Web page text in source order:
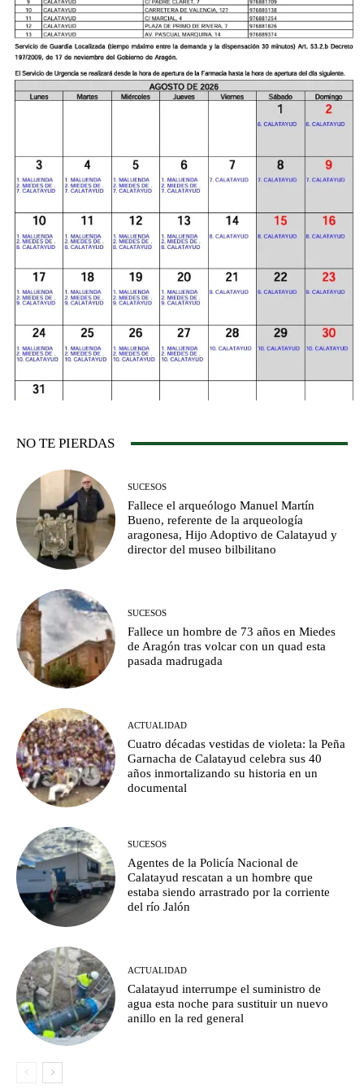
NO TE PIERDAS
SUCESOS
Fallece el arqueólogo Manuel Martín
Bueno, referente de la arqueología
aragonesa, Hijo Adoptivo de Calatayud y
director del museo bilbilitano
SUCESOS
Fallece un hombre de 73 años en Miedes
de Aragón tras volcar con un quad esta
pasada madrugada
ACTUALIDAD
Cuatro décadas vestidas de violeta: la Peña
Garnacha de Calatayud celebra sus 40
años inmortalizando su historia en un
documental
SUCESOS
Agentes de la Policía Nacional de
Calatayud rescatan a un hombre que
estaba siendo arrastrado por la corriente
del río Jalón
ACTUALIDAD
Calatayud interrumpe el suministro de
agua esta noche para sustituir un nuevo
anillo en la red general